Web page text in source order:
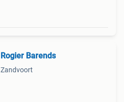
Rogier Barends
Zandvoort